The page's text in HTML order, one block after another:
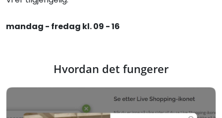
mandag - fredag kl. 09 - 16
Hvordan det fungerer